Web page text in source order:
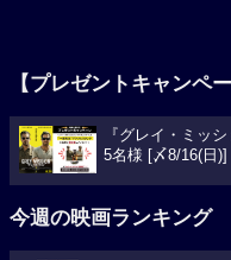
【プレゼントキャンペ
『グレイ・ミッ
5名様 [〆8/16(日)]
今週の映画ランキング